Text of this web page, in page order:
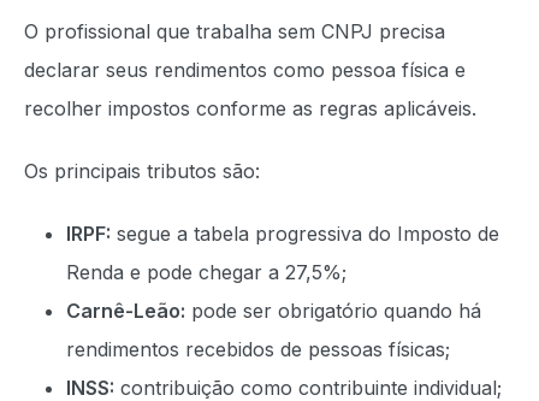
O profissional que trabalha sem CNPJ precisa
declarar seus rendimentos como pessoa física e
recolher impostos conforme as regras aplicáveis.
Os principais tributos são:
IRPF: segue a tabela progressiva do Imposto de
Renda e pode chegar a 27,5%;
Carnê-Leão: pode ser obrigatório quando há
rendimentos recebidos de pessoas físicas;
INSS: contribuição como contribuinte individual;